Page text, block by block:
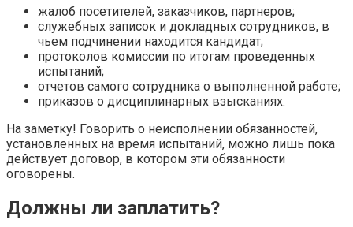
жалоб посетителей, заказчиков, партнеров;
служебных записок и докладных сотрудников, в
чьем подчинении находится кандидат;
протоколов комиссии по итогам проведенных
испытаний;
отчетов самого сотрудника о выполненной работе;
приказов о дисциплинарных взысканиях.
На заметку! Говорить о неисполнении обязанностей,
установленных на время испытаний, можно лишь пока
действует договор, в котором эти обязанности
оговорены.
Должны ли заплатить?